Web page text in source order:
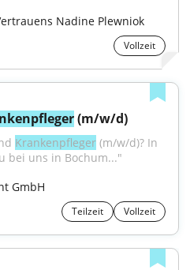
Nadine Plewniok
Vollzeit
(m/w/d)
Krankenpfleger (m/w/d)? In
bei uns in Bochum..."
GmbH
Teilzeit Vollzeit